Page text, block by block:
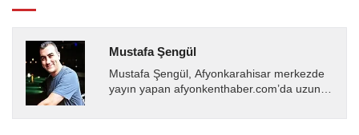
Mustafa Şengül
Mustafa Şengül, Afyonkarahisar merkezde
yayın yapan afyonkenthaber.com’da uzun
almakta, haber akışı...